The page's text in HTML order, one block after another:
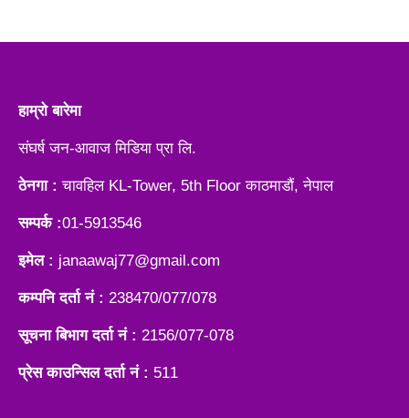
हाम्रो बारेमा
संघर्ष जन-आवाज मिडिया प्रा लि.
ठेनगा : चावहिल KL-Tower, 5th Floor काठमाडौं, नेपाल
सम्पर्क :01-5913546
इमेल : janaawaj77@gmail.com
कम्पनि दर्ता नं : 238470/077/078
सूचना बिभाग दर्ता नं : 2156/077-078
प्रेस काउन्सिल दर्ता नं : 511